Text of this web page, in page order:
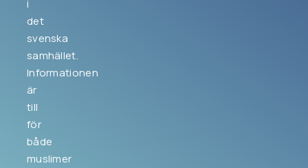
i
det
svenska
samhället.
Informationen
är
till
för
både
muslimer